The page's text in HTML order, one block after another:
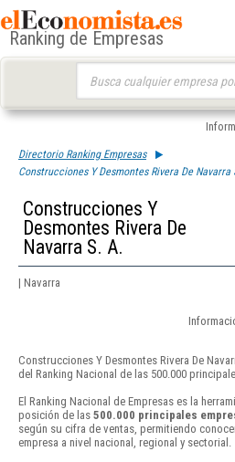
Ranking de Empresas
Directorio Ranking Empresas
Construcciones Y Desmontes Rivera De Navarra
Construcciones Y
Desmontes Rivera De
Navarra S. A.
| Navarra
Construcciones Y Desmontes Rivera De
del Ranking Nacional de las 500.000
El Ranking Nacional de Empresas es la
posición de las 500.000 principales
según su cifra de ventas, permitiendo
empresa a nivel nacional, regional y sectorial.